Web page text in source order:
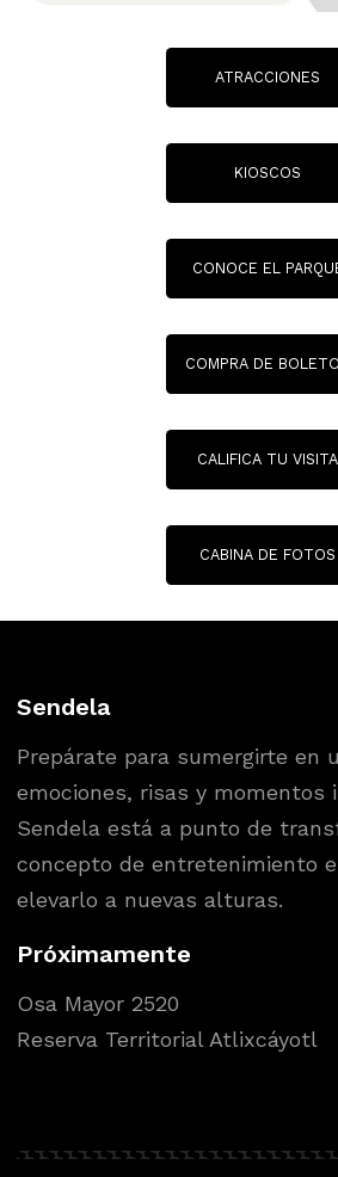
ATRACCIONES
KIOSCOS
CONOCE EL
COMPRA DE
CALIFICA TU VISITA
CABINA DE FOTOS
Sendela
Prepárate para sumergirte en
emociones, risas y momentos
Sendela está a punto de
concepto de entretenimiento
elevarlo a nuevas alturas.
Próximamente
Osa Mayor 2520
Reserva Territorial Atlixcáyotl